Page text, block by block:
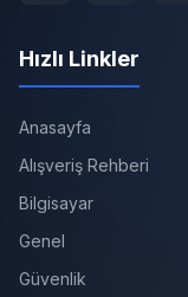
Hızlı Linkler
Anasayfa
Alışveriş Rehberi
Bilgisayar
Genel
Güvenlik